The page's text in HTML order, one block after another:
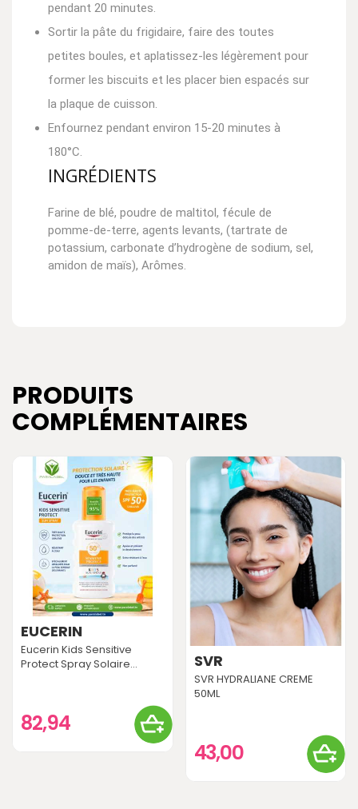
pendant 20 minutes.
Sortir la pâte du frigidaire, faire des toutes
petites boules, et aplatissez-les légèrement pour
former les biscuits et les placer bien espacés sur
la plaque de cuisson.
Enfournez pendant environ 15-20 minutes à
180°C.
INGRÉDIENTS
Farine de blé, poudre de maltitol, fécule de
pomme-de-terre, agents levants, (tartrate de
potassium, carbonate d’hydrogène de sodium, sel,
amidon de maïs), Arômes.
PRODUITS
COMPLÉMENTAIRES
EUCERIN
Eucerin Kids Sensitive
Protect Spray Solaire...
82,94
SVR
SVR HYDRALIANE CREME
50ML
43,00